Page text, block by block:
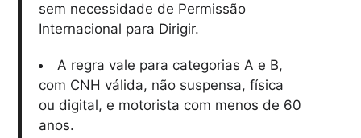
sem necessidade de Permissão
Internacional para Dirigir.
A regra vale para categorias A e B,
com CNH válida, não suspensa, física
ou digital, e motorista com menos de 60
anos.